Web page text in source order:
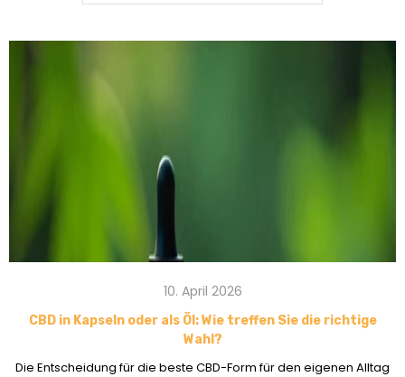
10. April 2026
CBD in Kapseln oder als Öl: Wie treffen Sie die richtige
Wahl?
Die Entscheidung für die beste CBD-Form für den eigenen Alltag